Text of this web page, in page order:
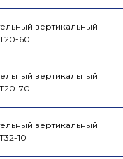
вертикальный
60
вертикальный
70
вертикальный
10